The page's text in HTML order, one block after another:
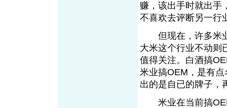
赚，该出手时就出手
不喜欢去评断另一行
但现在，许多米业
大米这个行业不动则
值得关注。白酒搞
米业搞OEM，是有
出的是自已的牌子，
米业在当前搞